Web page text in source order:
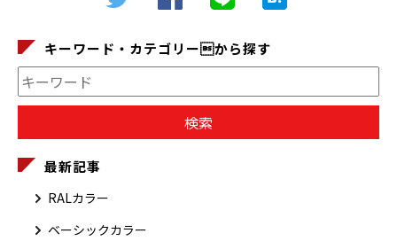
キーワード・カテゴリーから探す
最新記事
RALカラー
ベーシックカラー